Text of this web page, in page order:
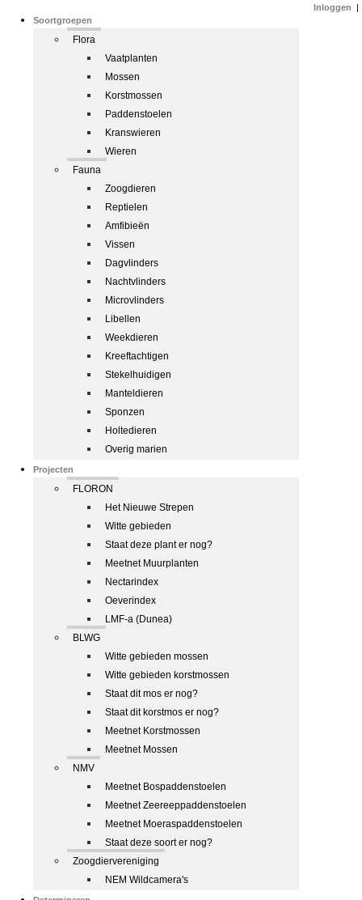
Soortgroepen
Flora
Vaatplanten
Mossen
Korstmossen
Paddenstoelen
Kranswieren
Wieren
Fauna
Zoogdieren
Reptielen
Amfibieën
Vissen
Dagvlinders
Nachtvlinders
Microvlinders
Libellen
Weekdieren
Kreeftachtigen
Stekelhuidigen
Manteldieren
Sponzen
Holtedieren
Overig marien
Projecten
FLORON
Het Nieuwe Strepen
Witte gebieden
Staat deze plant er nog?
Meetnet Muurplanten
Nectarindex
Oeverindex
LMF-a (Dunea)
BLWG
Witte gebieden mossen
Witte gebieden korstmossen
Staat dit mos er nog?
Staat dit korstmos er nog?
Meetnet Korstmossen
Meetnet Mossen
NMV
Meetnet Bospaddenstoelen
Meetnet Zeereeppaddenstoelen
Meetnet Moeraspaddenstoelen
Staat deze soort er nog?
Zoogdiervereniging
NEM Wildcamera's
Inloggen |